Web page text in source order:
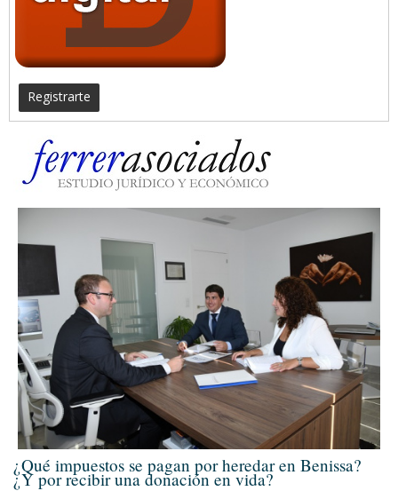
Registrarte
¿Qué impuestos se pagan por heredar en Benissa?
¿Y por recibir una donación en vida?